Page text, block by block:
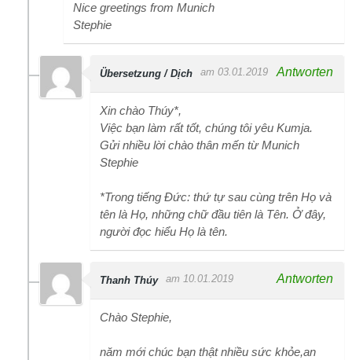
Nice greetings from Munich
Stephie
Übersetzung / Dịch am 03.01.2019 Antworten
Xin chào Thúy*,
Việc bạn làm rất tốt, chúng tôi yêu Kumja.
Gửi nhiều lời chào thân mến từ Munich
Stephie
*Trong tiếng Đức: thứ tự sau cùng trên Họ và
tên là Họ, những chữ đầu tiên là Tên. Ở đây,
người đọc hiểu Họ là tên.
Thanh Thúy am 10.01.2019 Antworten
Chào Stephie,
năm mới chúc bạn thật nhiều sức khỏe,an